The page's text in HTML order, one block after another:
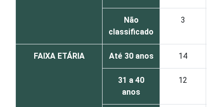
Não
classificado
3
FAIXA ETÁRIA Até 30 anos 14
31 a 40
anos
12